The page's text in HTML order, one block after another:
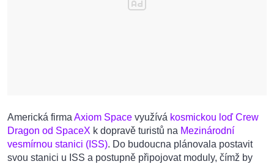
Americká firma Axiom Space využívá kosmickou loď Crew
Dragon od SpaceX k dopravě turistů na Mezinárodní
vesmírnou stanici (ISS). Do budoucna plánovala postavit
svou stanici u ISS a postupně připojovat moduly, čímž by